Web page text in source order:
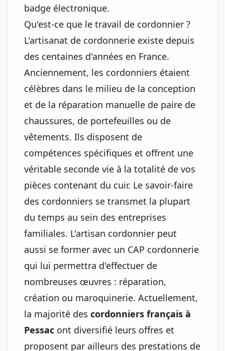
badge électronique.
Qu'est-ce que le travail de cordonnier ?
L'artisanat de cordonnerie existe depuis
des centaines d'années en France.
Anciennement, les cordonniers étaient
célèbres dans le milieu de la conception
et de la réparation manuelle de paire de
chaussures, de portefeuilles ou de
vêtements. Ils disposent de
compétences spécifiques et offrent une
véritable seconde vie à la totalité de vos
pièces contenant du cuir. Le savoir-faire
des cordonniers se transmet la plupart
du temps au sein des entreprises
familiales. L'artisan cordonnier peut
aussi se former avec un CAP cordonnerie
qui lui permettra d'effectuer de
nombreuses œuvres : réparation,
création ou maroquinerie. Actuellement,
la majorité des cordonniers français à
Pessac ont diversifié leurs offres et
proposent par ailleurs des prestations de